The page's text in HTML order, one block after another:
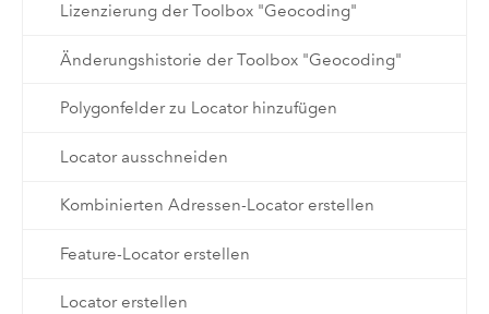
Lizenzierung der Toolbox "Geocoding"
Änderungshistorie der Toolbox "Geocoding"
Polygonfelder zu Locator hinzufügen
Locator ausschneiden
Kombinierten Adressen-Locator erstellen
Feature-Locator erstellen
Locator erstellen